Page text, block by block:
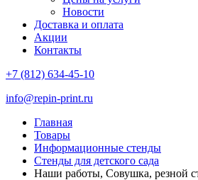
Новости
Доставка и оплата
Акции
Контакты
+7 (812) 634-45-10
info@repin-print.ru
Главная
Товары
Информационные стенды
Стенды для детского сада
Наши работы, Совушка, резной